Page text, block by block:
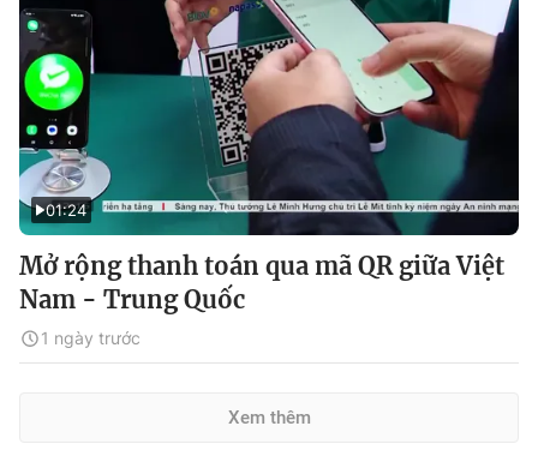
01:24
Mở rộng thanh toán qua mã QR giữa Việt
Nam - Trung Quốc
1 ngày trước
Xem thêm